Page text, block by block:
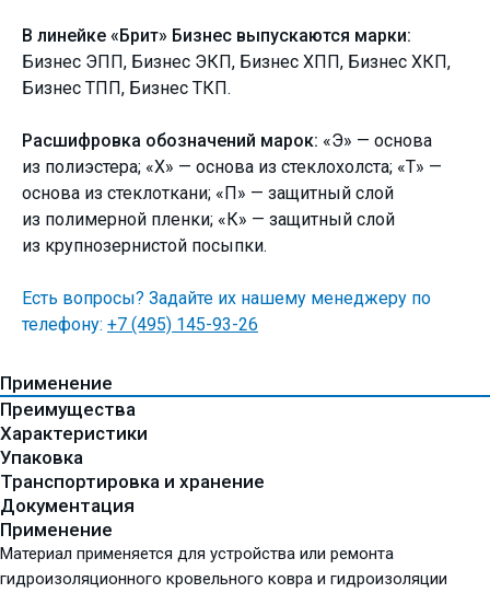
В линейке «Брит» Бизнес выпускаются марки:
Бизнес ЭПП, Бизнес ЭКП, Бизнес ХПП, Бизнес ХКП,
Бизнес ТПП, Бизнес ТКП.
Расшифровка обозначений марок: «Э» — основа
из полиэстера; «Х» — основа из стеклохолста; «Т» —
основа из стеклоткани; «П» — защитный слой
из полимерной пленки; «К» — защитный слой
из крупнозернистой посыпки.
Есть вопросы? Задайте их нашему менеджеру по
телефону: +7 (495) 145-93-26
Применение
Преимущества
Характеристики
Упаковка
Транспортировка и хранение
Документация
Применение
Материал применяется для устройства или ремонта
гидроизоляционного кровельного ковра и гидроизоляции